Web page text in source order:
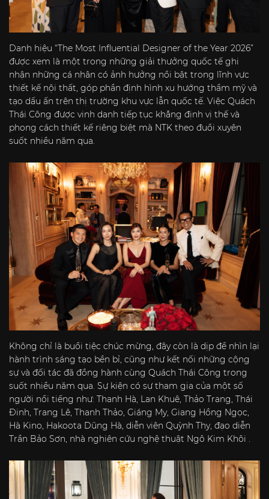
Danh hiệu “The Most Influential Designer of the Year 2026”
được xem là một trong những giải thưởng quốc tế ghi
nhận những cá nhân có ảnh hưởng nổi bật trong lĩnh vực
thiết kế nội thất, góp phần định hình xu hướng thẩm mỹ và
tạo dấu ấn trên thị trường khu vực lẫn quốc tế. Việc Quách
Thái Công được vinh danh tiếp tục khẳng định vị thế và
phong cách thiết kế riêng biệt mà NTK theo đuổi xuyên
suốt nhiều năm qua.
Không chỉ là buổi tiệc chúc mừng, đây còn là dịp để nhìn lại
hành trình sáng tạo bền bỉ, cũng như kết nối những cộng
sự và đối tác đã đồng hành cùng Quách Thái Công trong
suốt nhiều năm qua. Sự kiện có sự tham gia của một số
người nổi tiếng như: Thanh Hà, Lan Khuê, Thảo Trang, Thái
Đinh, Trang Lê, Thanh Thảo, Giáng My, Giang Hồng Ngọc,
Hà Kino, Hakoota Dũng Hà, diễn viên Quỳnh Thy, đạo diễn
Trần Bảo Sơn, nhà nghiên cứu nghệ thuật Ngô Kim Khôi .